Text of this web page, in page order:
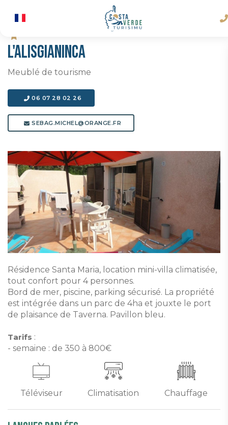
L'ALISGIANINCA
Meublé de tourisme
06 07 28 02 26
SEBAG.MICHEL@ORANGE.FR
Résidence Santa Maria, location mini-villa climatisée,
tout confort pour 4 personnes.
Bord de mer, piscine, parking sécurisé. La propriété
est intégrée dans un parc de 4ha et jouxte le port
de plaisance de Taverna. Pavillon bleu.
Tarifs :
- semaine : de 350 à 800€
Téléviseur Climatisation Chauffage